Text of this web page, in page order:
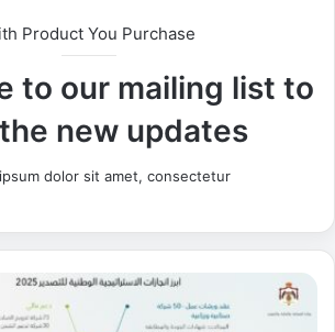
Product You Purchase
to our mailing list to
new updates!
dolor sit amet, consectetur.